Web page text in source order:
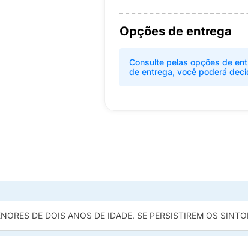
Opções de entrega
Consulte pelas opções de
de entrega, você poderá
DE DOIS ANOS DE IDADE. SE PERSISTIREM OS